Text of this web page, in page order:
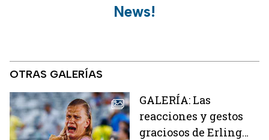
News!
OTRAS GALERÍAS
GALERÍA: Las
reacciones y gestos
graciosos de Erling